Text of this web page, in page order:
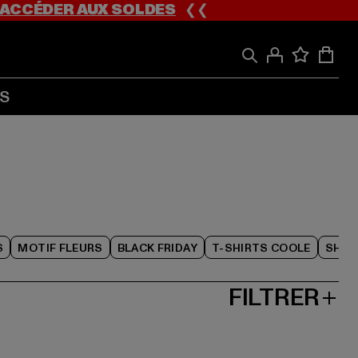
ACCÉDER AUX SOLDES❮❮
MOTIF FLEURS BLACK FRIDAY T-SHIRTS COOLE
FILTRER